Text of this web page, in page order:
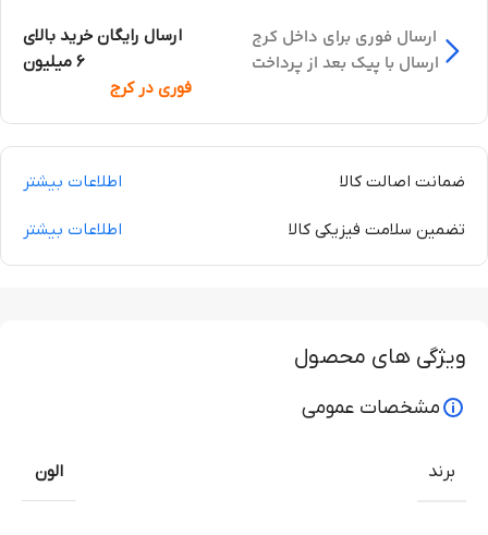
ارسال فوری برای داخل کرج
ارسال با پیک بعد از پرداخت
ارسال رایگان خرید بالای
6 میلیون
فوری در کرج
ضمانت اصالت کالا اطلاعات بیشتر
تضمین سلامت فیزیکی کالا اطلاعات بیشتر
ویژگی های محصول
مشخصات عمومی
برند الون